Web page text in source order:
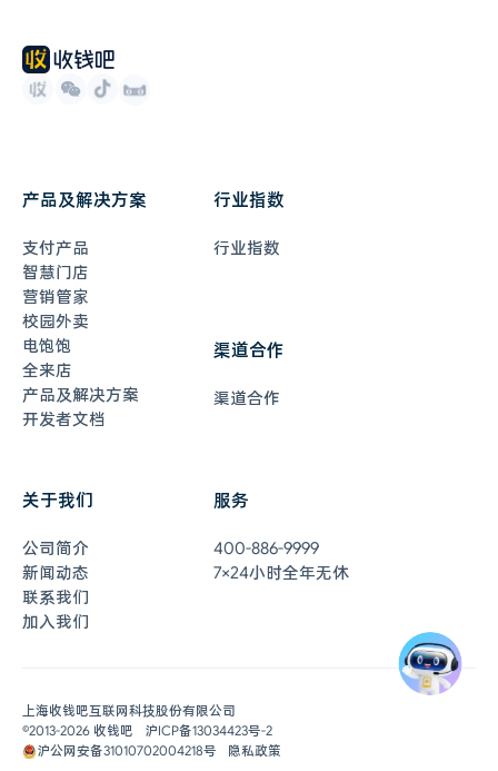
产品及解决方案
支付产品
智慧门店
营销管家
校园外卖
电饱饱
全来店
产品及解决方案
开发者文档
行业指数
行业指数
渠道合作
渠道合作
关于我们
公司简介
新闻动态
联系我们
加入我们
服务
400-886-9999
7×24小时全年无休
上海收钱吧互联网科技股份有限公司
©2013-2026 收钱吧
沪ICP备13034423号-2
沪公网安备31010702004218号
隐私政策
7×24小时全年无休
联系客服